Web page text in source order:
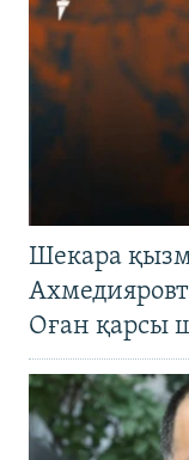
Шекара
Оған қарсы